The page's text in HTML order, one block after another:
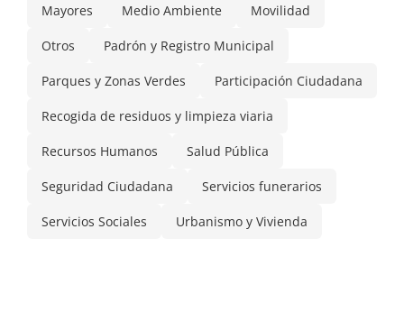
Mayores Medio Ambiente Movilidad
Otros Padrón y Registro Municipal
Parques y Zonas Verdes Participación Ciudadana
Recogida de residuos y limpieza viaria
Recursos Humanos Salud Pública
Seguridad Ciudadana Servicios funerarios
Servicios Sociales Urbanismo y Vivienda